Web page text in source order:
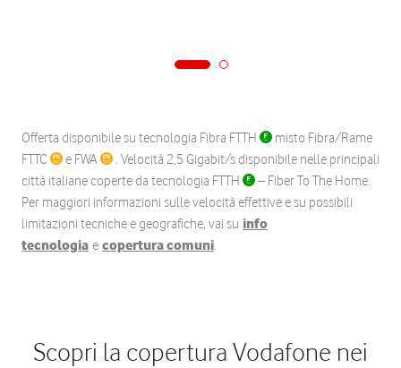
Offerta disponibile su tecnologia Fibra FTTH
misto Fibra/Rame
FTTC
e FWA
. Velocità 2,5 Gigabit/s disponibile nelle principali
città italiane coperte da tecnologia FTTH
– Fiber To The Home.
Per maggiori informazioni sulle velocità effettive e su possibili
limitazioni tecniche e geografiche, vai su info
tecnologia e copertura comuni.
Scopri la copertura Vodafone nei